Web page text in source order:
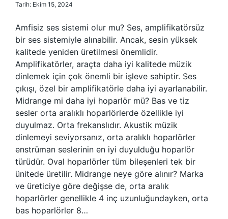
Tarih: Ekim 15, 2024
Amfisiz ses sistemi olur mu? Ses, amplifikatörsüz
bir ses sistemiyle alınabilir. Ancak, sesin yüksek
kalitede yeniden üretilmesi önemlidir.
Amplifikatörler, araçta daha iyi kalitede müzik
dinlemek için çok önemli bir işleve sahiptir. Ses
çıkışı, özel bir amplifikatörle daha iyi ayarlanabilir.
Midrange mi daha iyi hoparlör mü? Bas ve tiz
sesler orta aralıklı hoparlörlerde özellikle iyi
duyulmaz. Orta frekanslıdır. Akustik müzik
dinlemeyi seviyorsanız, orta aralıklı hoparlörler
enstrüman seslerinin en iyi duyulduğu hoparlör
türüdür. Oval hoparlörler tüm bileşenleri tek bir
ünitede üretilir. Midrange neye göre alınır? Marka
ve üreticiye göre değişse de, orta aralık
hoparlörler genellikle 4 inç uzunluğundayken, orta
bas hoparlörler 8…